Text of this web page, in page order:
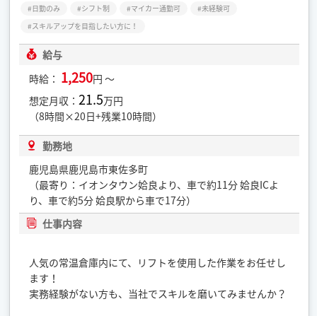
日勤のみ シフト制 マイカー通勤可
未経験可
スキルアップを目指したい方に！
給与
時給： 1,250円 ～
想定月収：21.5万円
（8時間×20日+残業10時間）
勤務地
鹿児島県鹿児島市東佐多町
（最寄り：イオンタウン姶良より、車で約11分 姶良ICよ
り、車で約5分 姶良駅から車で17分）
仕事内容
人気の常温倉庫内にて、リフトを使用した作業をお任せし
ます！
実務経験がない方も、当社でスキルを磨いてみませんか？